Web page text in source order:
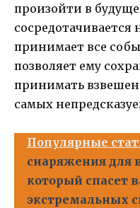
произойти в
принимает все
позволяет ему
принимать
самых
Популярные
снаряжения для
который спасет
экстремальных